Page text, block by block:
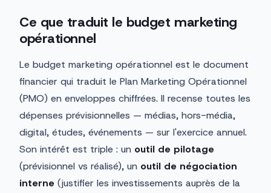
Ce que traduit le budget marketing
opérationnel
Le budget marketing opérationnel est le document
financier qui traduit le Plan Marketing Opérationnel
(PMO) en enveloppes chiffrées. Il recense toutes les
dépenses prévisionnelles — médias, hors-média,
digital, études, événements — sur l'exercice annuel.
Son intérêt est triple : un outil de pilotage
(prévisionnel vs réalisé), un outil de négociation
interne (justifier les investissements auprès de la